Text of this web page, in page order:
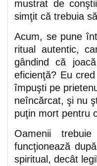
mustrat de
simţit că trebuia
Acum, se pune
ritual autentic,
gândind că
eficienţă? Eu
împuşti pe
neîncărcat, şi nu
puţin mort pentru
Oamenii
funcţionează
spiritual, decât